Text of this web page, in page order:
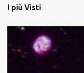
I più Visti